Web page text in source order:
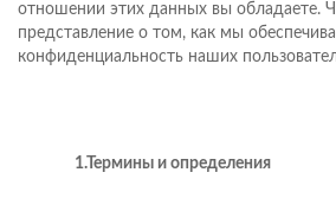
отношении этих данных вы обладаете.
представление о том, как мы
конфиденциальность наших
1.Термины и определения